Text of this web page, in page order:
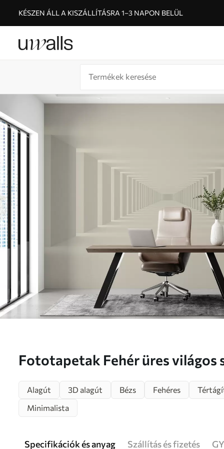
KÉSZEN ÁLL A KISZÁLLÍTÁSRA 1–3 NAPON BELÜL
Fototapetak Fehér üres világos
Alagút 3D alagút Bézs Fehéres
Minimalista
Specifikációk és anyag Szállítás és fizetés